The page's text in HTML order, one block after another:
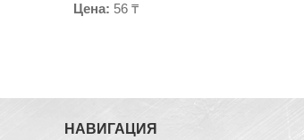
Цена: 56 ₸
НАВИГАЦИЯ